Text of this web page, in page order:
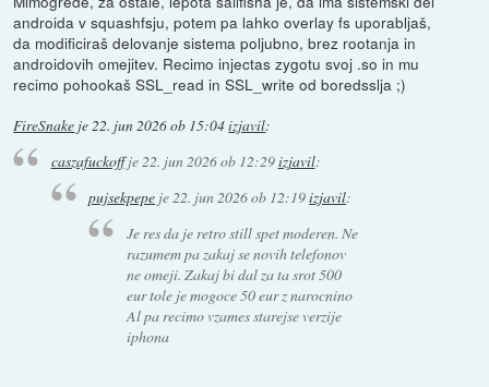
androida v squashfsju, potem pa lahko overlay fs uporabljaš,
da modificiraš delovanje sistema poljubno, brez rootanja in
androidovih omejitev. Recimo injectas zygotu svoj .so in mu
recimo pohookaš SSL_read in SSL_write od boredsslja ;)
FireSnake je22. jun 2026 ob 15:04izjavil:
caszafuckoffje22. jun 2026 ob 12:29izjavil:
pujsekpepe je22. jun 2026 ob 12:19izjavil:
Je res da je retro still spet moderen. Ne
razumem pa zakaj se novih telefonov
ne omeji. Zakaj bi dal za ta srot 500
eur tole je mogoce 50 eur z narocnino
Al pa recimo vzames starejse verzije
iphona